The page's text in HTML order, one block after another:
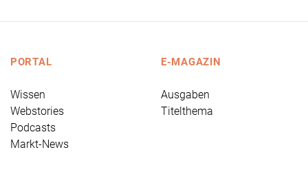
PORTAL
Wissen
Webstories
Podcasts
Markt-News
E-MAGAZIN
Ausgaben
Titelthema